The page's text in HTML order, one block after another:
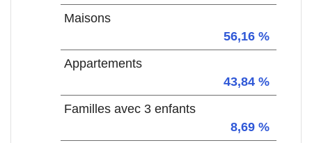
Maisons
56,16 %
Appartements
43,84 %
Familles avec 3 enfants
8,69 %